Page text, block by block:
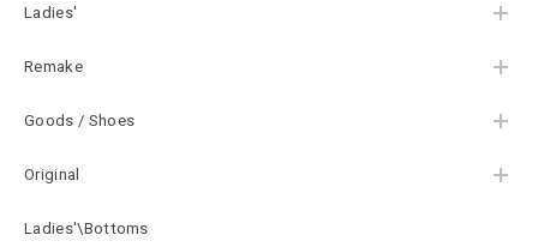
Ladies'
Remake
Goods / Shoes
Original
Ladies'\Bottoms